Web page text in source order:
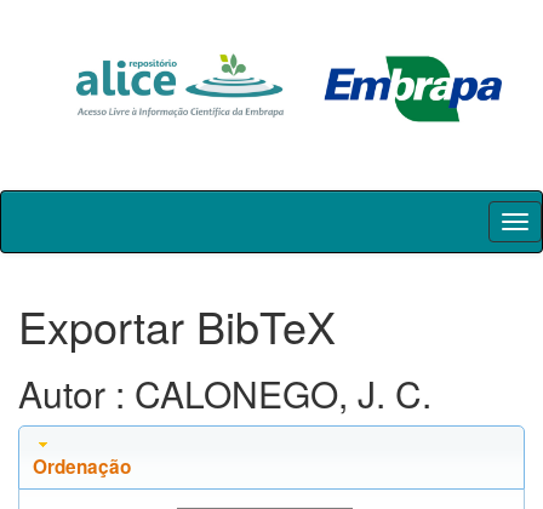
Skip
Exportar BibTeX
Autor : CALONEGO, J. C.
Ordenação